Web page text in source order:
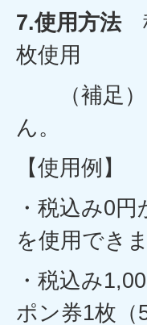
7.使用方法
枚使用
（補足）1
ん。
【使用例】
・税込み0
を使用でき
・税込み
ポン券1枚（